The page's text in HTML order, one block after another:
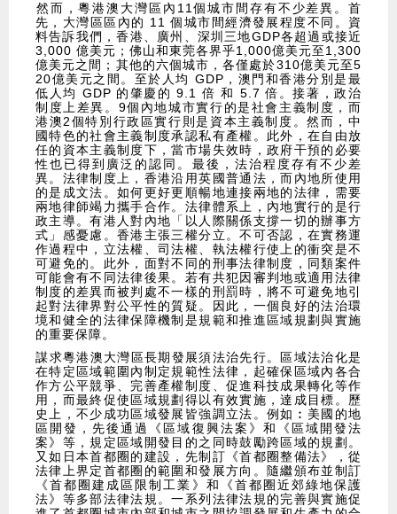
​然而，粵港澳大灣區內11個城市間存有不少差異。首
先，大灣區區內的 11 個城市間經濟發展程度不同。資
料告訴我們，香港、廣州、深圳三地GDP各超過或接近
3,000 億美元；佛山和東莞各界乎1,000億美元至1,300
億美元之間；其他的六個城市，各僅處於310億美元至5
20億美元之間。至於人均 GDP，澳門和香港分別是最
低人均 GDP 的肇慶的 9.1 倍 和 5.7 倍。接著，政治
制度上差異。9個內地城市實行的是社會主義制度，而
港澳2個特別行政區實行則是資本主義制度。然而，中
國特色的社會主義制度承認私有產權。此外，在自由放
任的資本主義制度下，當市場失效時，政府干預的必要
性也已得到廣泛的認同。最後，法治程度存有不少差
異。法律制度上，香港沿用英國普通法，而內地所使用
的是成文法。如何更好更順暢地連接兩地的法律，需要
兩地律師竭力攜手合作。法律體系上，內地實行的是行
政主導。有港人對內地「以人際關係支撐一切的辦事方
式」感憂慮。香港主張三權分立。不可否認，在實務運
作過程中，立法權、司法權、執法權行使上的衝突是不
可避免的。此外，面對不同的刑事法律制度，同類案件
可能會有不同法律後果。若有共犯因審判地或適用法律
制度的差異而被判處不一樣的刑罰時，將不可避免地引
起對法律界對公平性的質疑。因此，一個良好的法治環
境和健全的法律保障機制是規範和推進區域規劃與實施
的重要保障。
​謀求粵港澳大灣區長期發展須法治先行。區域法治化是
在特定區域範圍內制定規範性法律，起確保區域內各合
作方公平競爭、完善產權制度、促進科技成果轉化等作
用，而最終促使區域規劃得以有效實施，達成目標。歷
史上，不少成功區域發展皆強調立法。例如︰美國的地
區開發，先後通過《區域復興法案》和《區域開發法
案》等，規定區域開發目的之同時鼓勵跨區域的規劃。
又如日本首都圈的建設，先制訂《首都圈整備法》，從
法律上界定首都圈的範圍和發展方向。隨繼頒布並制訂
《首都圈建成區限制工業》和《首都圈近郊綠地保護
法》等多部法律法規。一系列法律法規的完善與實施促